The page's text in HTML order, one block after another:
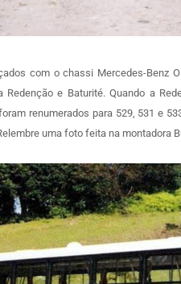
com o chassi Mercedes-Benz
Redenção e Baturité. Quando a
renumerados para 529, 531 e
uma foto feita na montadora